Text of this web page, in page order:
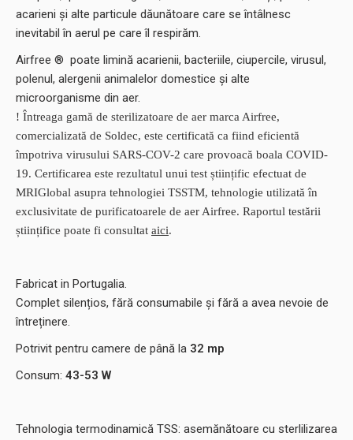
acarieni și alte particule dăunătoare care se întâlnesc
inevitabil în aerul pe care îl respirăm.
Airfree ® poate limină acarienii, bacteriile, ciupercile, virusul,
polenul, alergenii animalelor domestice și alte
microorganisme din aer.
! Întreaga gamă de sterilizatoare de aer marca Airfree,
comercializată de Soldec, este certificată ca fiind eficientă
împotriva virusului SARS-COV-2 care provoacă boala COVID-
19. Certificarea este rezultatul unui test științific efectuat de
MRIGlobal asupra tehnologiei TSSTM, tehnologie utilizată în
exclusivitate de purificatoarele de aer Airfree. Raportul testării
științifice poate fi consultat aici.
Fabricat in Portugalia.
Complet silențios, fără consumabile și fără a avea nevoie de
întreținere.
Potrivit pentru camere de până la 32 mp
Consum: 43-53 W
Tehnologia termodinamică TSS: asemănătoare cu sterlilizarea